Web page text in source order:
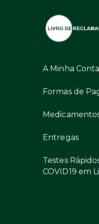
A Minha Conta
Formas de
Entregas
Testes
COVID19 em